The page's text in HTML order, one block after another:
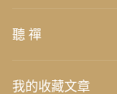
聽 禪
我的收藏文章